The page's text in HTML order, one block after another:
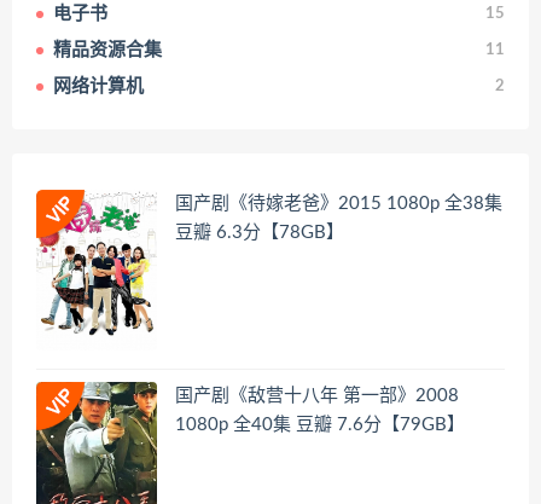
电子书 15
精品资源合集 11
网络计算机 2
国产剧《待嫁老爸》2015 1080p 全38集
豆瓣 6.3分【78GB】
国产剧《敌营十八年 第一部》2008
1080p 全40集 豆瓣 7.6分【79GB】